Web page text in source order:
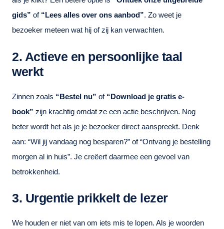
gids” of “Lees alles over ons aanbod”. Zo weet je
bezoeker meteen wat hij of zij kan verwachten.
2. Actieve en persoonlijke taal
werkt
Zinnen zoals “Bestel nu” of“Download je gratis e-
book” zijn krachtig omdat ze een actie beschrijven. Nog
beter wordt het als je je bezoeker direct aanspreekt. Denk
aan: “Wil jij vandaag nog besparen?” of “Ontvang je bestelling
morgen al in huis”. Je creëert daarmee een gevoel van
betrokkenheid.
3. Urgentie prikkelt de lezer
We houden er niet van om iets mis te lopen. Als je woorden